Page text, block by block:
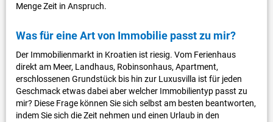
Menge Zeit in Anspruch.
Was für eine Art von Immobilie passt zu mir?
Der Immobilienmarkt in Kroatien ist riesig. Vom Ferienhaus
direkt am Meer, Landhaus, Robinsonhaus, Apartment,
erschlossenen Grundstück bis hin zur Luxusvilla ist für jeden
Geschmack etwas dabei aber welcher Immobilientyp passt zu
mir? Diese Frage können Sie sich selbst am besten beantworten,
indem Sie sich die Zeit nehmen und einen Urlaub in den